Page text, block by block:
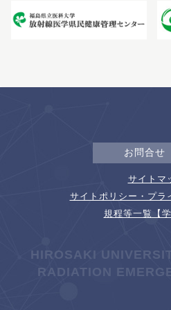
お問合せ
サイトマ
サイトポリシー・プラ
規程等一覧【学
HIROSAKI
RADIATION